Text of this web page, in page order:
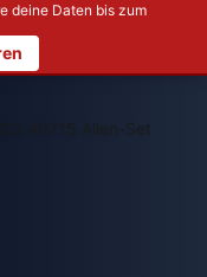
deine Daten bis zum
40715 Alien-Set